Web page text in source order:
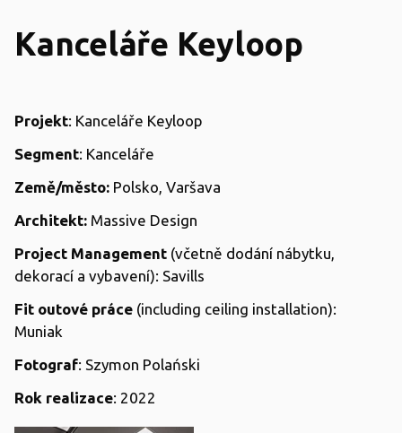
Kanceláře Keyloop
Projekt: Kanceláře Keyloop
Segment: Kanceláře
Země/město: Polsko, Varšava
Architekt: Massive Design
Project Management (včetně dodání nábytku,
dekorací a vybavení): Savills
Fit outové práce (including ceiling installation):
Muniak
Fotograf: Szymon Polański
Rok realizace: 2022